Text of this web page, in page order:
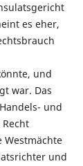
es eher,
und
war. Das
und
Westmächte
und